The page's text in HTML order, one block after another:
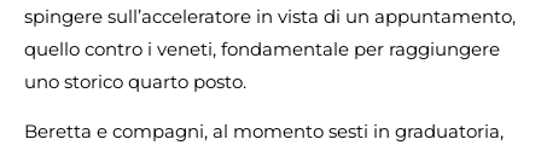
spingere sull’acceleratore in vista di un appuntamento,
quello contro i veneti, fondamentale per raggiungere
uno storico quarto posto.
Beretta e compagni, al momento sesti in graduatoria,